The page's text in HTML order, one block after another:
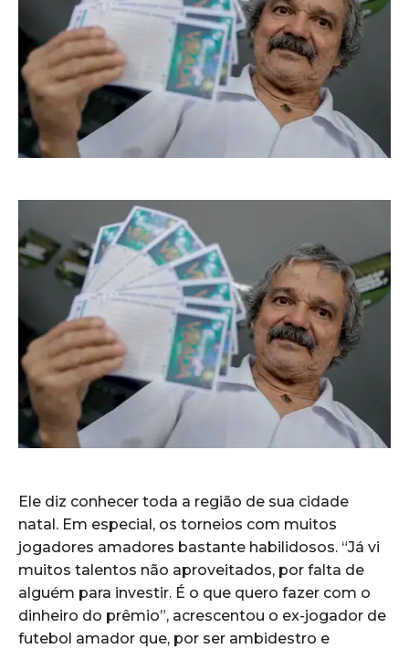
Ele diz conhecer toda a região de sua cidade
natal. Em especial, os torneios com muitos
jogadores amadores bastante habilidosos. “Já vi
muitos talentos não aproveitados, por falta de
alguém para investir. É o que quero fazer com o
dinheiro do prêmio”, acrescentou o ex-jogador de
futebol amador que, por ser ambidestro e